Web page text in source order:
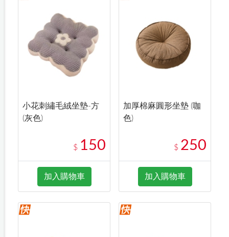
小花刺繡毛絨坐墊-方
(灰色)
$ 150
加入購物車
加厚棉麻圓形坐墊 (咖
色)
$ 250
加入購物車